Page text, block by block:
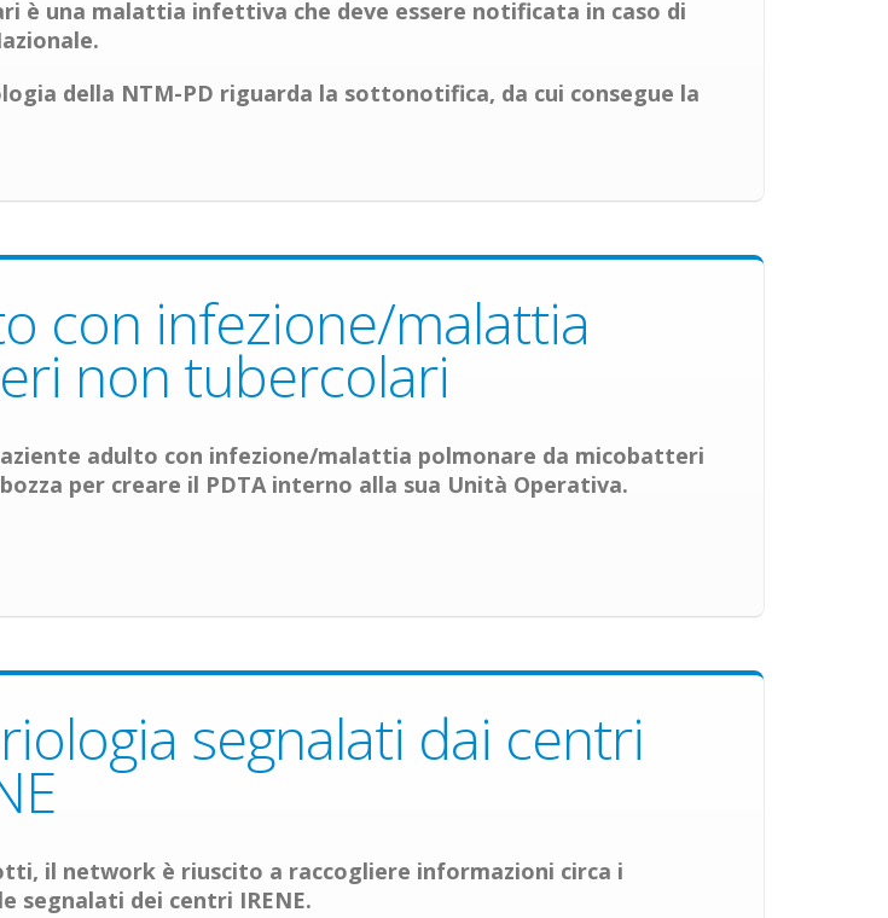
è una malattia infettiva che deve essere notificata in caso di
.
della NTM-PD riguarda la sottonotifica, da cui consegue la
con infezione/malattia
non tubercolari
adulto con infezione/malattia polmonare da micobatteri
per creare il PDTA interno alla sua Unità Operativa.
segnalati dai centri
il network è riuscito a raccogliere informazioni circa i
dei centri IRENE.